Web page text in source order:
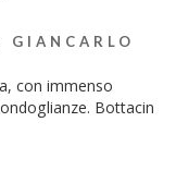
GIANCARLO
con immenso
Bottacin